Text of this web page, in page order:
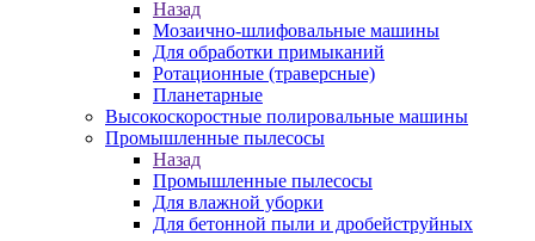
Назад
Мозаично-шлифовальные машины
Для обработки примыканий
Ротационные (траверсные)
Планетарные
Высокоскоростные полировальные машины
Промышленные пылесосы
Назад
Промышленные пылесосы
Для влажной уборки
Для бетонной пыли и дробейструйных